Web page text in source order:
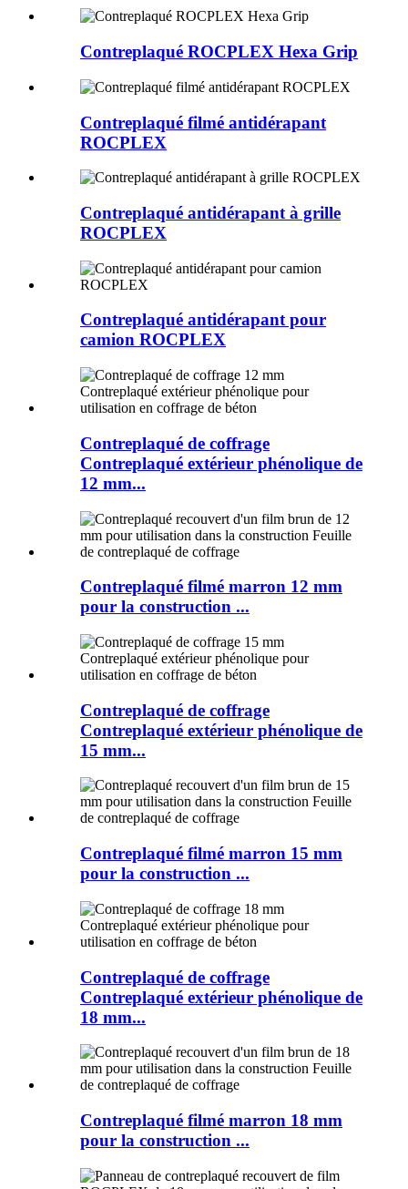
Contreplaqué ROCPLEX Hexa Grip
Contreplaqué filmé antidérapant
ROCPLEX
Contreplaqué antidérapant à grille
ROCPLEX
Contreplaqué antidérapant pour
camion ROCPLEX
Contreplaqué de coffrage
Contreplaqué extérieur phénolique de
12 mm...
Contreplaqué filmé marron 12 mm
pour la construction ...
Contreplaqué de coffrage
Contreplaqué extérieur phénolique de
15 mm...
Contreplaqué filmé marron 15 mm
pour la construction ...
Contreplaqué de coffrage
Contreplaqué extérieur phénolique de
18 mm...
Contreplaqué filmé marron 18 mm
pour la construction ...